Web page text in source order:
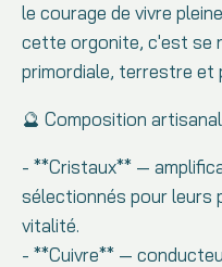
le courage de vivre
cette orgonite, c'est se
primordiale, terrestre et
🔮 Composition
- **Cristaux** —
sélectionnés pour leurs
vitalité.
- **Cuivre** —